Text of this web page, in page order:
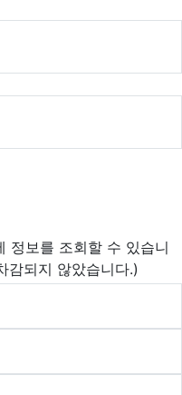
정보를 조회할 수 있습니
감되지 않았습니다.)